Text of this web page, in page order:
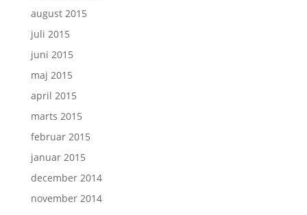
august 2015
juli 2015
juni 2015
maj 2015
april 2015
marts 2015
februar 2015
januar 2015
december 2014
november 2014